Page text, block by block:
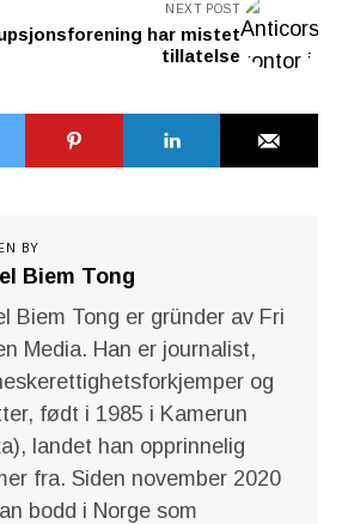
NEXT POST
har mistet
tillatelse
BY
Biem Tong
Biem Tong er gründer av Fri
Media. Han er journalist,
og
født i 1985 i Kamerun
landet han opprinnelig
fra. Siden november 2020
bodd i Norge som